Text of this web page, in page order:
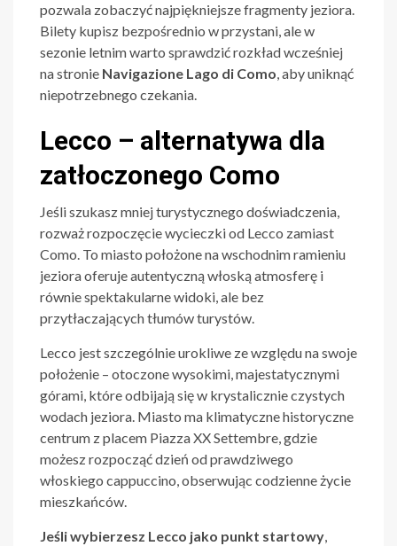
pozwala zobaczyć najpiękniejsze fragmenty jeziora.
Bilety kupisz bezpośrednio w przystani, ale w
sezonie letnim warto sprawdzić rozkład wcześniej
na stronie Navigazione Lago di Como, aby uniknąć
niepotrzebnego czekania.
Lecco – alternatywa dla
zatłoczonego Como
Jeśli szukasz mniej turystycznego doświadczenia,
rozważ rozpoczęcie wycieczki od Lecco zamiast
Como. To miasto położone na wschodnim ramieniu
jeziora oferuje autentyczną włoską atmosferę i
równie spektakularne widoki, ale bez
przytłaczających tłumów turystów.
Lecco jest szczególnie urokliwe ze względu na swoje
położenie – otoczone wysokimi, majestatycznymi
górami, które odbijają się w krystalicznie czystych
wodach jeziora. Miasto ma klimatyczne historyczne
centrum z placem Piazza XX Settembre, gdzie
możesz rozpocząć dzień od prawdziwego
włoskiego cappuccino, obserwując codzienne życie
mieszkańców.
Jeśli wybierzesz Lecco jako punkt startowy,